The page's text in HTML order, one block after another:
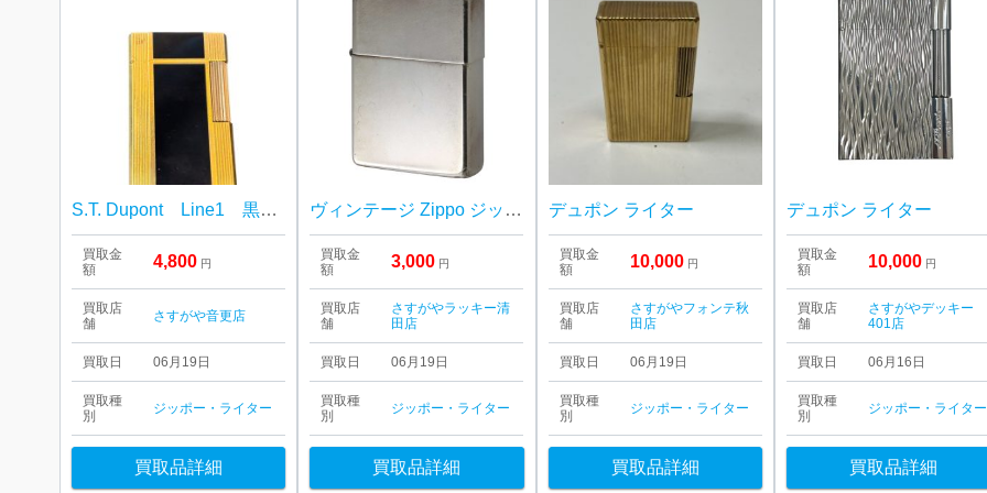
S.T. Dupont Line1 黒×金 買取しました！さすがや音更店
買取金
額
4,800 円
買取店
舗
さすがや音更店
買取日 06月19日
買取種
別
ジッポー・ライター
買取品詳細
ヴィンテージ Zippo ジッポー 中古 1992年製造純銀 Sterling Silver スターリングシルバー ポリッシュ No.15
買取金
額
3,000 円
買取店
舗
さすがやラッキー清
田店
買取日 06月19日
買取種
別
ジッポー・ライター
買取品詳細
デュポン ライター
買取金
額
10,000 円
買取店
舗
さすがやフォンテ秋
田店
買取日 06月19日
買取種
別
ジッポー・ライター
買取品詳細
デュポン ライター
買取金
額
10,000 円
買取店
舗
さすがやデッキー
401店
買取日 06月16日
買取種
別
ジッポー・ライター
買取品詳細